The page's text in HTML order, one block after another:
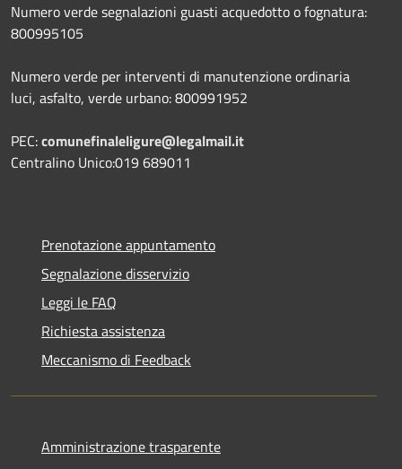
Numero verde segnalazioni guasti acquedotto o fognatura:
800995105
Numero verde per interventi di manutenzione ordinaria
luci, asfalto, verde urbano: 800991952
PEC:comunefinaleligure@legalmail.it
Centralino Unico:019 689011
Prenotazione appuntamento
Segnalazione disservizio
Leggi le FAQ
Richiesta assistenza
Meccanismo di Feedback
Amministrazione trasparente